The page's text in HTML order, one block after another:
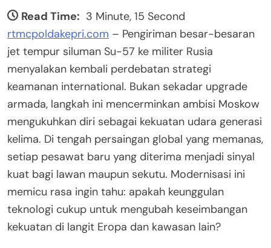
Read Time: 3 Minute, 15 Second
rtmcpoldakepri.com – Pengiriman besar-besaran
jet tempur siluman Su-57 ke militer Rusia
menyalakan kembali perdebatan strategi
keamanan international. Bukan sekadar upgrade
armada, langkah ini mencerminkan ambisi Moskow
mengukuhkan diri sebagai kekuatan udara generasi
kelima. Di tengah persaingan global yang memanas,
setiap pesawat baru yang diterima menjadi sinyal
kuat bagi lawan maupun sekutu. Modernisasi ini
memicu rasa ingin tahu: apakah keunggulan
teknologi cukup untuk mengubah keseimbangan
kekuatan di langit Eropa dan kawasan lain?